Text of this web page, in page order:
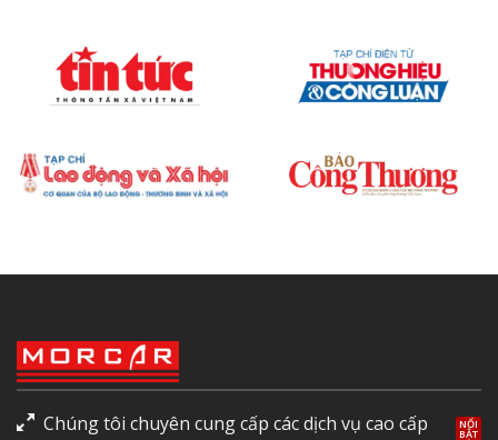
Chúng tôi chuyên cung cấp các dịch vụ cao cấp